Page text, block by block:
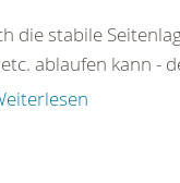
die stabile
ablaufen kann -